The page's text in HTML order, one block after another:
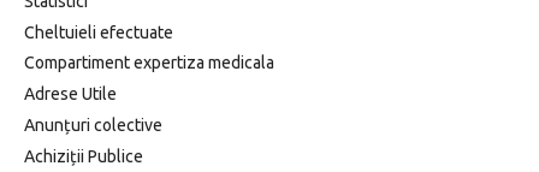
Cheltuieli efectuate
Compartiment expertiza medicala
Adrese Utile
Anunțuri colective
Achiziții Publice